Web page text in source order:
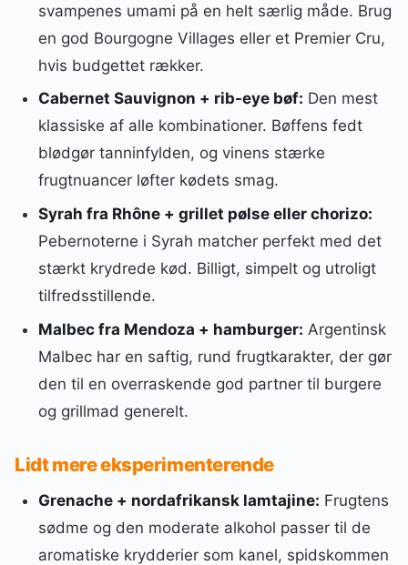
svampenes umami på en helt særlig måde. Brug
en god Bourgogne Villages eller et Premier Cru,
hvis budgettet rækker.
Cabernet Sauvignon + rib-eye bøf: Den mest
klassiske af alle kombinationer. Bøffens fedt
blødgør tanninfylden, og vinens stærke
frugtnuancer løfter kødets smag.
Syrah fra Rhône + grillet pølse eller chorizo:
Pebernoterne i Syrah matcher perfekt med det
stærkt krydrede kød. Billigt, simpelt og utroligt
tilfredsstillende.
Malbec fra Mendoza + hamburger: Argentinsk
Malbec har en saftig, rund frugtkarakter, der gør
den til en overraskende god partner til burgere
og grillmad generelt.
Lidt mere eksperimenterende
Grenache + nordafrikansk lamtajine: Frugtens
sødme og den moderate alkohol passer til de
aromatiske krydderier som kanel, spidskommen